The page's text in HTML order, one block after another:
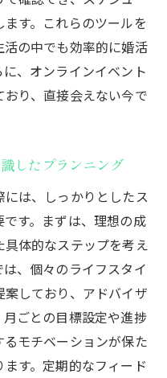
す。これらのツールを
の中でも効率的に婚活
、オンラインイベント
り、直接会えない今で
したプランニング
は、しっかりとしたス
す。まずは、理想の成
体的なステップを考え
、個々のライフスタイ
しており、アドバイザ
ごとの目標設定や進捗
モチベーションが保た
す。定期的なフィード